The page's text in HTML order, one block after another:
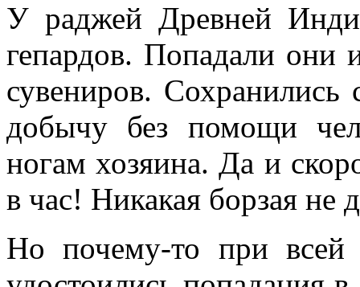
У раджей Древней
гепардов. Попадали они
сувениров.
добычу без помощи
ногам хозяина. Да и
в час! Никакая борзая не
Но почему-то при всей